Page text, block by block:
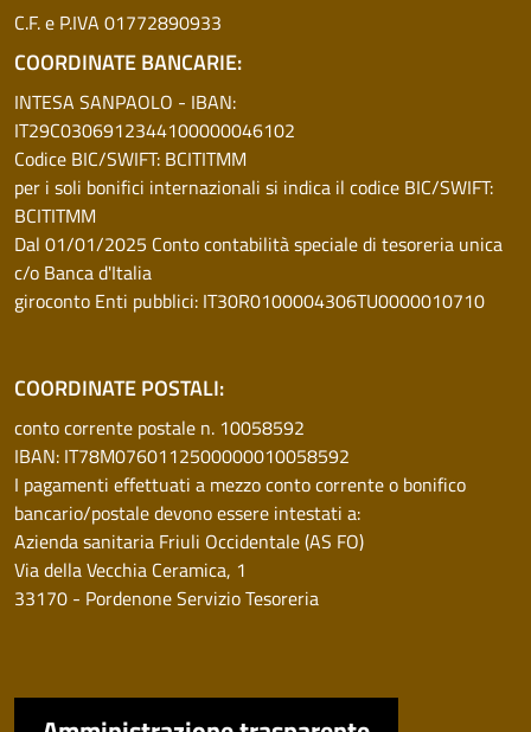
C.F. e P.IVA 01772890933
COORDINATE BANCARIE:
INTESA SANPAOLO - IBAN:
IT29C0306912344100000046102
Codice BIC/SWIFT: BCITITMM
per i soli bonifici internazionali si indica il codice BIC/SWIFT:
BCITITMM
Dal 01/01/2025 Conto contabilità speciale di tesoreria unica
c/o Banca d'Italia
giroconto Enti pubblici: IT30R0100004306TU0000010710
COORDINATE POSTALI:
conto corrente postale n. 10058592
IBAN: IT78M0760112500000010058592
I pagamenti effettuati a mezzo conto corrente o bonifico
bancario/postale devono essere intestati a:
Azienda sanitaria Friuli Occidentale (AS FO)
Via della Vecchia Ceramica, 1
33170 - Pordenone Servizio Tesoreria